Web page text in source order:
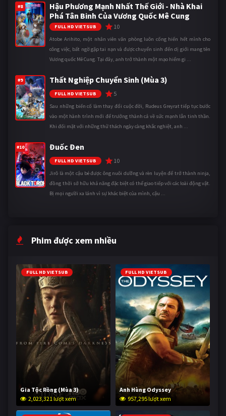
#8
Hậu Phương Mạnh Nhất Thế Giới - Nhà Khai
Phá Tân Binh Của Vương Quốc Mê Cung
FULL HD VIETSUB 10
Atobe Arihito, một nhân viên văn phòng luôn cống hiến hết mình cho
công việc, bất ngờ gặp tai nạn và được chuyển sinh đến dị giới mang tên
Vương quốc Mê Cung. Tại đây, anh trở thành một mạo hiểm gi ...
#9 Thất Nghiệp Chuyển Sinh (Mùa 3)
FULL HD VIETSUB 5
Sau những biến cố làm thay đổi cuộc đời, Rudeus Greyrat tiếp tục bước
vào một hành trình mới để trưởng thành cả về sức mạnh lẫn tinh thần.
Khi đối mặt với những thử thách ngày càng khắc nghiệt, anh ...
#10 Đuốc Đen
FULL HD VIETSUB 10
Jirô là một cậu bé được ông nuôi dưỡng và rèn luyện để trở thành ninja,
đồng thời sở hữu khả năng đặc biệt có thể giao tiếp với các loài động vật.
Bị mọi người xa lánh vì sự khác biệt của mình, cậu ...
Phim được xem nhiều
FULL HD VIETSUB
Gia Tộc Rồng (Mùa 3)
2,023,321 lượt xem
FULL HD VIETSUB
Anh Hùng Odyssey
957,295 lượt xem